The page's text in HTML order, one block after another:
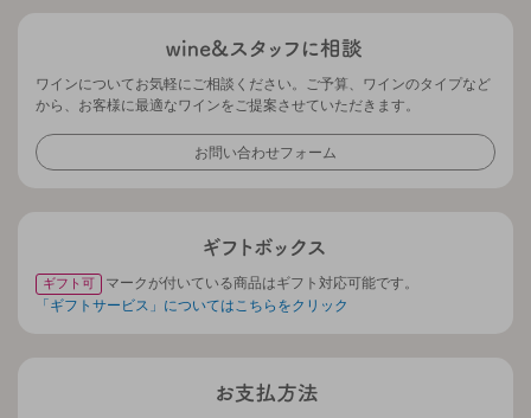
ワインについてお気軽にご相談ください。ご予算、ワインのタイプなど
から、お客様に最適なワインをご提案させていただきます。
お問い合わせフォーム
ギフト可
マークが付いている商品はギフト対応可能です。
「ギフトサービス」についてはこちらをクリック